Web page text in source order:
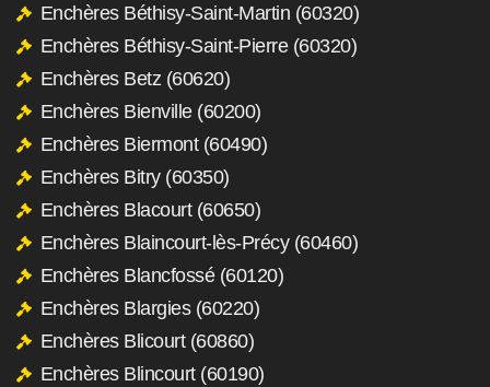
Enchères Béthisy-Saint-Martin (60320)
Enchères Béthisy-Saint-Pierre (60320)
Enchères Betz (60620)
Enchères Bienville (60200)
Enchères Biermont (60490)
Enchères Bitry (60350)
Enchères Blacourt (60650)
Enchères Blaincourt-lès-Précy (60460)
Enchères Blancfossé (60120)
Enchères Blargies (60220)
Enchères Blicourt (60860)
Enchères Blincourt (60190)